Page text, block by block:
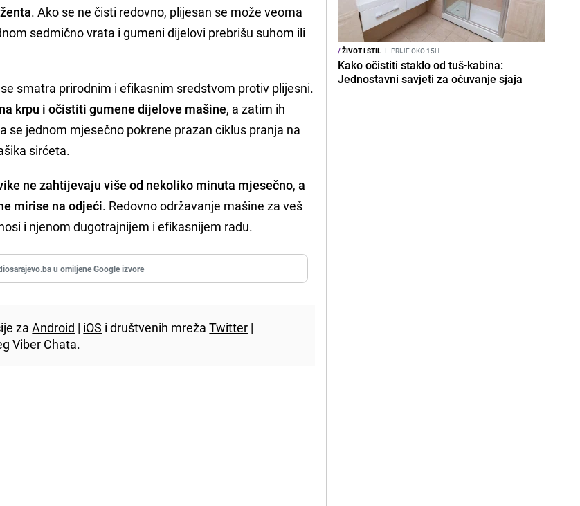
. Ako se ne čisti redovno, plijesan se može veoma
sedmično vrata i gumeni dijelovi prebrišu suhom ili
smatra prirodnim i efikasnim sredstvom protiv plijesni.
krpu i očistiti gumene dijelove mašine, a zatim ih
se jednom mjesečno pokrene prazan ciklus pranja na
sirćeta.
ne zahtijevaju više od nekoliko minuta mjesečno,a
mirise na odjeći. Redovno održavanje mašine za veš
i njenom dugotrajnijem i efikasnijem radu.
u omiljene Google izvore
zaAndroid | iOS i društvenih mrežaTwitter |
Viber Chata.
/ŽIVOT I STIL I PRIJE OKO 15H
Kako očistiti staklo od tuš-kabina:
Jednostavni savjeti za očuvanje sjaja